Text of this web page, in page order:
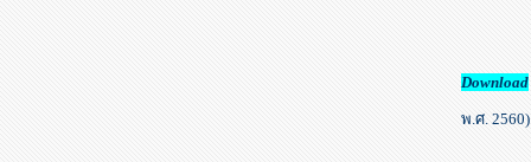
Download
พ.ศ.